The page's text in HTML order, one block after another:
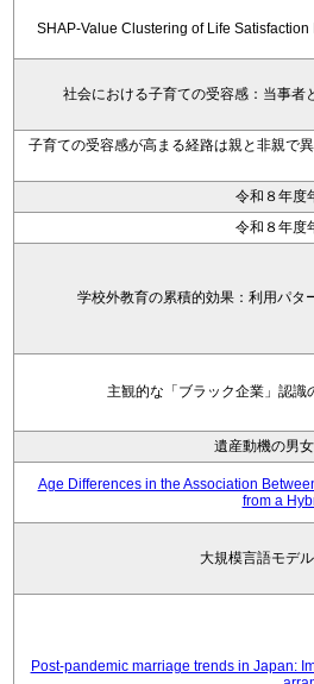
SHAP-Value Clustering of Life
社会における子育ての受容感：当事者
子育ての受容感が高まる経路は親と非親で
令和８年度
令和８年度
学校外教育の累積的効果：利用パタ
主観的な「ブラック企業」認
遺産動機の男
Age Differences in the Association
from a
大規模言語モデ
Post-pandemic marriage trends in Japan: